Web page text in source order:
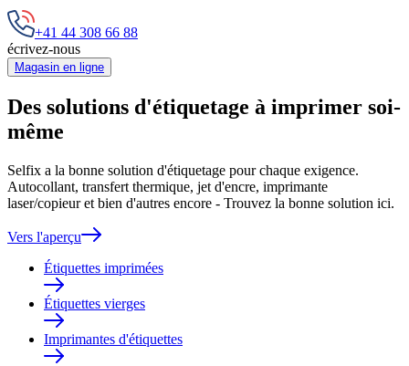
+41 44 308 66 88
écrivez-nous
Magasin en ligne
Des solutions d'étiquetage à imprimer soi-
même
Selfix a la bonne solution d'étiquetage pour chaque exigence.
Autocollant, transfert thermique, jet d'encre, imprimante
laser/copieur et bien d'autres encore - Trouvez la bonne solution ici.
Vers l'aperçu
Étiquettes imprimées
Étiquettes vierges
Imprimantes d'étiquettes